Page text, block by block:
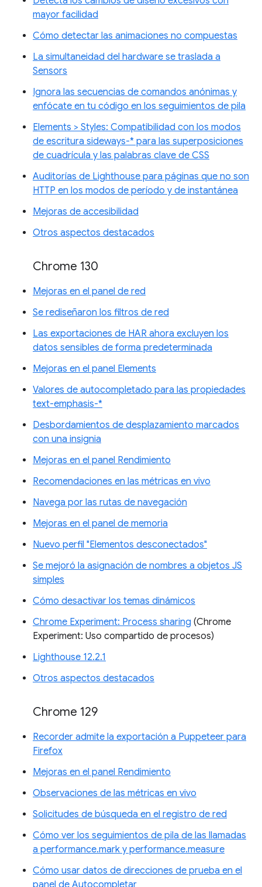
mayor facilidad
Cómo detectar las animaciones no compuestas
La simultaneidad del hardware se traslada a
Sensors
Ignora las secuencias de comandos anónimas y
enfócate en tu código en los seguimientos de pila
Elements > Styles: Compatibilidad con los modos
de escritura sideways-* para las superposiciones
de cuadrícula y las palabras clave de CSS
Auditorías de Lighthouse para páginas que no son
HTTP en los modos de período y de instantánea
Mejoras de accesibilidad
Otros aspectos destacados
Chrome 130
Mejoras en el panel de red
Se rediseñaron los filtros de red
Las exportaciones de HAR ahora excluyen los
datos sensibles de forma predeterminada
Mejoras en el panel Elements
Valores de autocompletado para las propiedades
text-emphasis-*
Desbordamientos de desplazamiento marcados
con una insignia
Mejoras en el panel Rendimiento
Recomendaciones en las métricas en vivo
Navega por las rutas de navegación
Mejoras en el panel de memoria
Nuevo perfil "Elementos desconectados"
Se mejoró la asignación de nombres a objetos JS
simples
Cómo desactivar los temas dinámicos
Chrome Experiment: Process sharing (Chrome
Experiment: Uso compartido de procesos)
Lighthouse 12.2.1
Otros aspectos destacados
Chrome 129
Recorder admite la exportación a Puppeteer para
Firefox
Mejoras en el panel Rendimiento
Observaciones de las métricas en vivo
Solicitudes de búsqueda en el registro de red
Cómo ver los seguimientos de pila de las llamadas
a performance.mark y performance.measure
Cómo usar datos de direcciones de prueba en el
panel de Autocompletar